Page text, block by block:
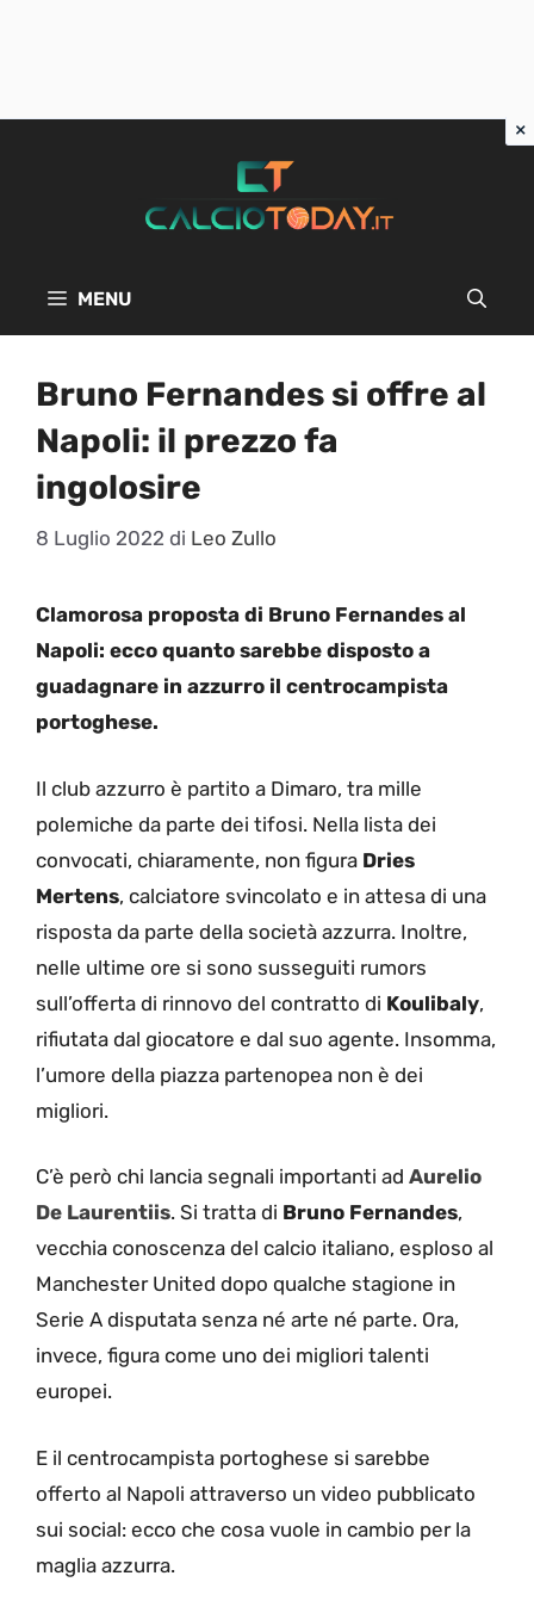
MENU
Bruno Fernandes si offre al
Napoli: il prezzo fa
ingolosire
8 Luglio 2022 di Leo Zullo
Clamorosa proposta di Bruno Fernandes al
Napoli: ecco quanto sarebbe disposto a
guadagnare in azzurro il centrocampista
portoghese.
Il club azzurro è partito a Dimaro, tra mille
polemiche da parte dei tifosi. Nella lista dei
convocati, chiaramente, non figura Dries
Mertens, calciatore svincolato e in attesa di una
risposta da parte della società azzurra. Inoltre,
nelle ultime ore si sono susseguiti rumors
sull’offerta di rinnovo del contratto di Koulibaly,
rifiutata dal giocatore e dal suo agente. Insomma,
l’umore della piazza partenopea non è dei
migliori.
C’è però chi lancia segnali importanti ad Aurelio
De Laurentiis. Si tratta di Bruno Fernandes,
vecchia conoscenza del calcio italiano, esploso al
Manchester United dopo qualche stagione in
Serie A disputata senza né arte né parte. Ora,
invece, figura come uno dei migliori talenti
europei.
E il centrocampista portoghese si sarebbe
offerto al Napoli attraverso un video pubblicato
sui social: ecco che cosa vuole in cambio per la
maglia azzurra.